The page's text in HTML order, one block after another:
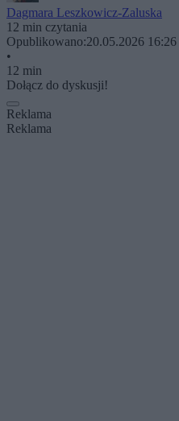
Dagmara Leszkowicz-Zaluska
12 min czytania
Opublikowano:20.05.2026 16:26
•
12 min
Dołącz do dyskusji!
Reklama
Reklama